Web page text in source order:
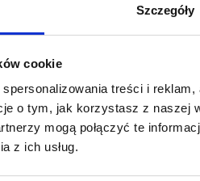
Szczegóły
cookie
treści i
o tym, jak korzystasz z naszej
mogą połączyć te
z ich usług.